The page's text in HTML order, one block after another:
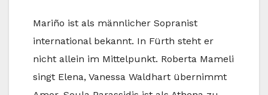
Mariño ist als männlicher Sopranist
international bekannt. In Fürth steht er
nicht allein im Mittelpunkt. Roberta Mameli
singt Elena, Vanessa Waldhart übernimmt